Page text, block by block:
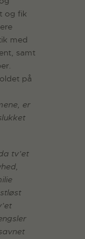
og fik
med
samt
på
er
tv’et